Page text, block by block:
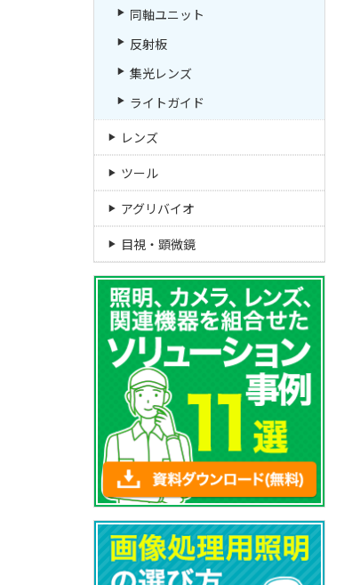
同軸ユニット
反射板
集光レンズ
ライトガイド
レンズ
ツール
アグリバイオ
目視・顕微鏡